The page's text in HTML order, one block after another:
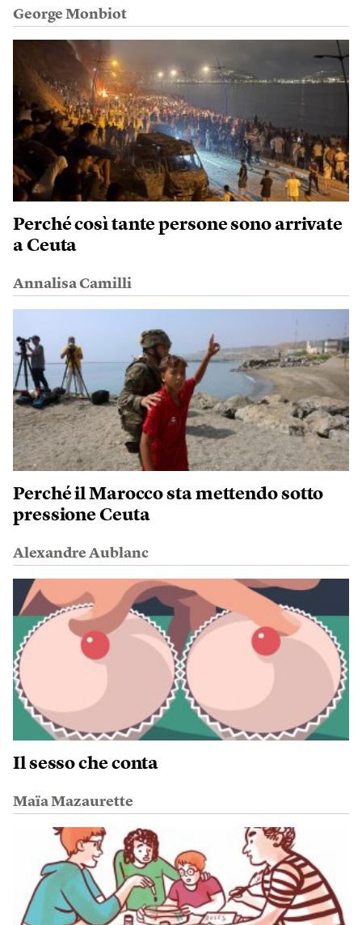
George Monbiot
Perché così tante persone sono arrivate
a Ceuta
Annalisa Camilli
Perché il Marocco sta mettendo sotto
pressione Ceuta
Alexandre Aublanc
Il sesso che conta
Maïa Mazaurette